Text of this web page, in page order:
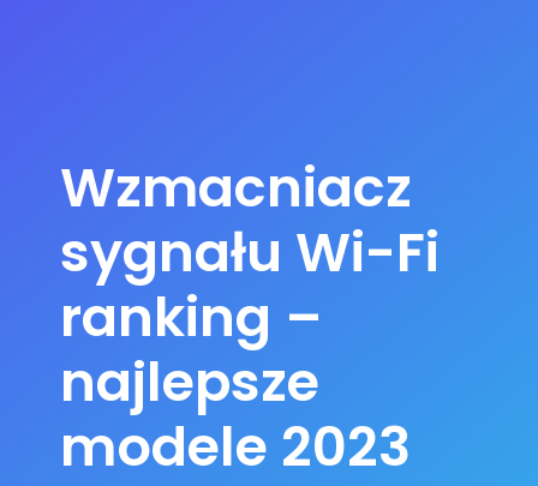
Wzmacniacz
sygnału Wi-Fi
ranking –
najlepsze
modele 2023